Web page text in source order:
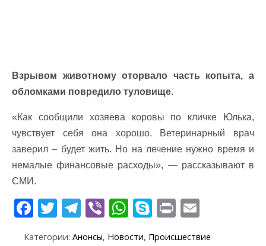
Взрывом животному оторвало часть копыта, а
обломками повредило туловище.
«Как сообщили хозяева коровы по кличке Юлька,
чувствует себя она хорошо. Ветеринарный врач
заверил – будет жить. Но на лечение нужно время и
немалые финансовые расходы», — рассказывают в
СМИ.
F T T Vi W S Pr
Категории: Анонсы, Новости, Происшествие